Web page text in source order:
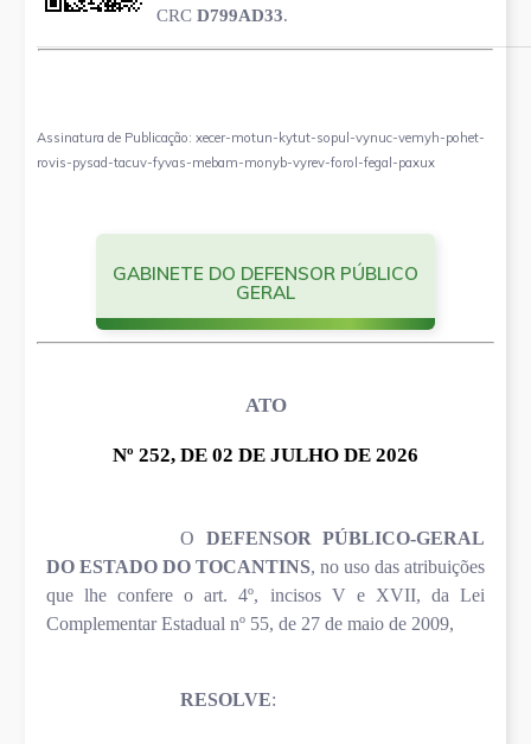
CRC D799AD33.
Assinatura de Publicação: xecer-motun-kytut-sopul-vynuc-vemyh-pohet-
rovis-pysad-tacuv-fyvas-mebam-monyb-vyrev-forol-fegal-paxux
GABINETE DO DEFENSOR PÚBLICO
GERAL
ATO
Nº 252, DE 02 DE JULHO DE 2026
O DEFENSOR PÚBLICO-GERAL
DO ESTADO DO TOCANTINS, no uso das atribuições
que lhe confere o art. 4º, incisos V e XVII, da Lei
Complementar Estadual nº 55, de 27 de maio de 2009,
RESOLVE: